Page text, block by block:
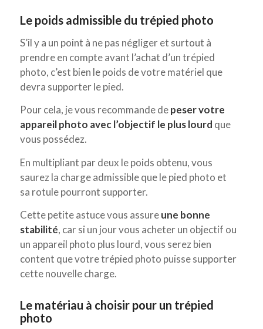
Le poids admissible du trépied photo
S’il y a un point à ne pas négliger et surtout à
prendre en compte avant l’achat d’un trépied
photo, c’est bien le poids de votre matériel que
devra supporter le pied.
Pour cela, je vous recommande depeser votre
appareil photo avec l’objectif le plus lourd que
vous possédez.
En multipliant par deux le poids obtenu, vous
saurez la charge admissible que le pied photo et
sa rotule pourront supporter.
Cette petite astuce vous assureune bonne
stabilité, car si un jour vous acheter un objectif ou
un appareil photo plus lourd, vous serez bien
content que votre trépied photo puisse supporter
cette nouvelle charge.
Le matériau à choisir pour un trépied
photo